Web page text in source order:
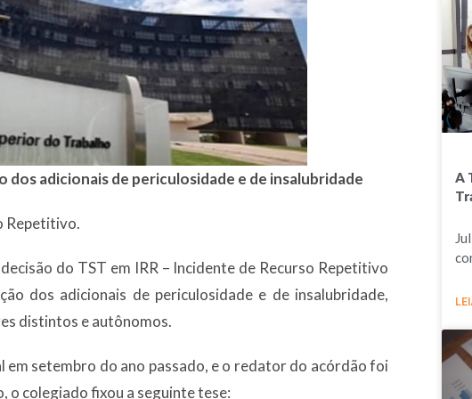
dos adicionais de periculosidade e de insalubridade
Repetitivo.
do TST em IRR – Incidente de Recurso Repetitivo
dos adicionais de periculosidade e de insalubridade,
distintos e autônomos.
em setembro do ano passado, e o redator do acórdão foi
o colegiado fixou a seguinte tese:
A